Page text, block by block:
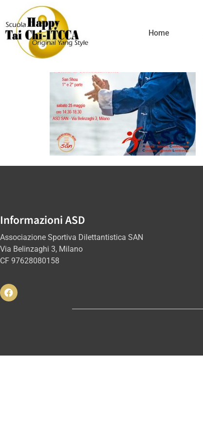
Home
Stage 25
Informazioni ASD
Associazione Sportiva Dilettantistica SAN
Via Belinzaghi 3, Milano
CF 97628080158